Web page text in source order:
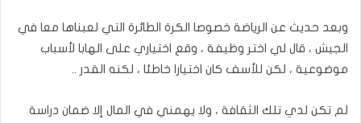
وبعد حديث عن الرياضة خصوصا الكرة الطائرة التي لعبناها معا في
الجيش ، قال لي اختر وظيفة ، وقع اختياري على الهابا لأسباب
موضوعية ، لكن للأسف كان اختيارا خاطئا ، لكنه القدر ..
لم تكن لدي تلك الثقافة ، ولا يهمني في المال إلا ضمان دراسة